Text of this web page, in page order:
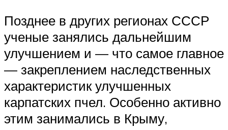
Позднее в других регионах СССР
ученые занялись дальнейшим
улучшением и — что самое главное
— закреплением наследственных
характеристик улучшенных
карпатских пчел. Особенно активно
этим занимались в Крыму,